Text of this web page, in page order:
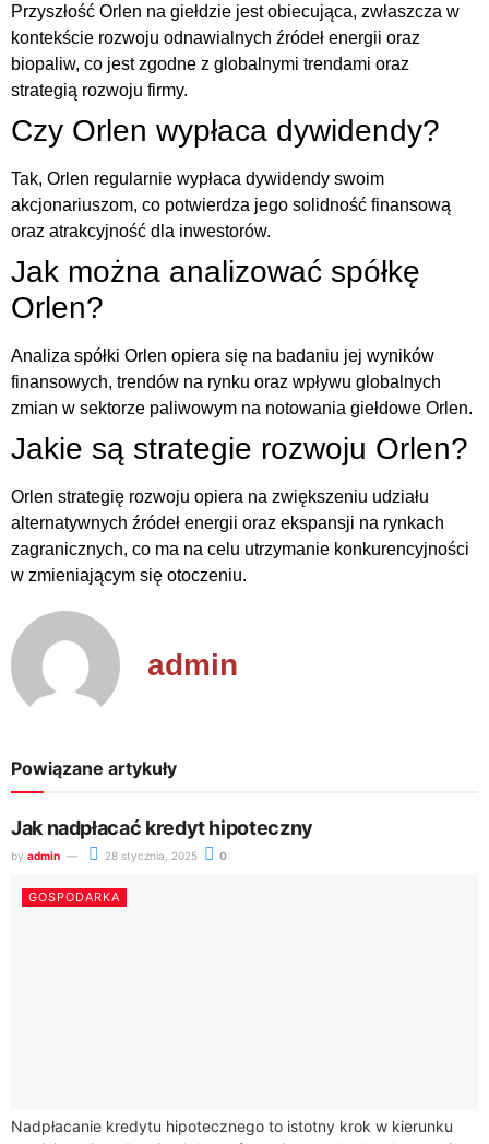
Przyszłość Orlen na giełdzie jest obiecująca, zwłaszcza w
kontekście rozwoju odnawialnych źródeł energii oraz
biopaliw, co jest zgodne z globalnymi trendami oraz
strategią rozwoju firmy.
Czy Orlen wypłaca dywidendy?
Tak, Orlen regularnie wypłaca dywidendy swoim
akcjonariuszom, co potwierdza jego solidność finansową
oraz atrakcyjność dla inwestorów.
Jak można analizować spółkę
Orlen?
Analiza spółki Orlen opiera się na badaniu jej wyników
finansowych, trendów na rynku oraz wpływu globalnych
zmian w sektorze paliwowym na notowania giełdowe Orlen.
Jakie są strategie rozwoju Orlen?
Orlen strategię rozwoju opiera na zwiększeniu udziału
alternatywnych źródeł energii oraz ekspansji na rynkach
zagranicznych, co ma na celu utrzymanie konkurencyjności
w zmieniającym się otoczeniu.
admin
Powiązane artykuły
Jak nadpłacać kredyt hipoteczny
by admin 28 stycznia, 2025 0
GOSPODARKA
Nadpłacanie kredytu hipotecznego to istotny krok w kierunku